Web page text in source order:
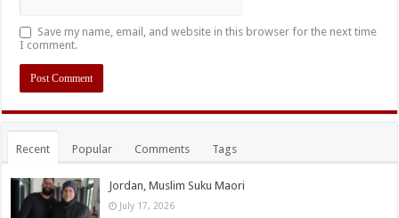
Save my name, email, and website in this browser for the next time
I comment.
Recent Popular Comments Tags
Jordan, Muslim Suku Maori
July 17, 2026